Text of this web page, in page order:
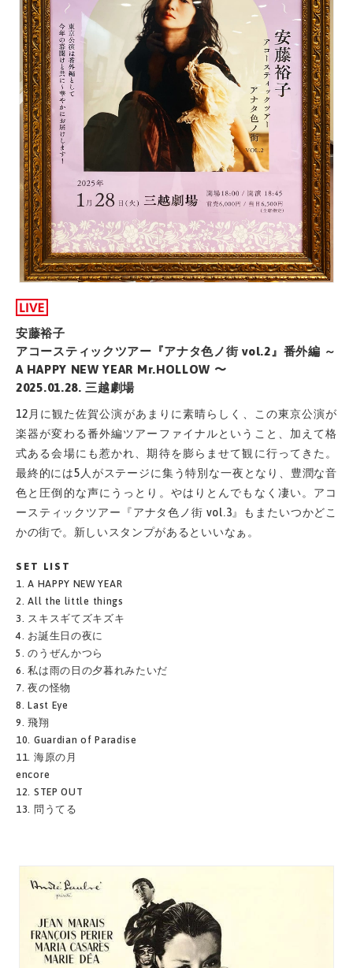
安藤裕子
アコースティックツアー『アナタ色ノ街 vol.2』番外編 ～
A HAPPY NEW YEAR Mr.HOLLOW 〜
2025.01.28. 三越劇場
12月に観た佐賀公演があまりに素晴らしく、この東京公演が
楽器が変わる番外編ツアーファイナルということ、加えて格
式ある会場にも惹かれ、期待を膨らませて観に行ってきた。
最終的には5人がステージに集う特別な一夜となり、豊潤な音
色と圧倒的な声にうっとり。やはりとんでもなく凄い。アコ
ースティックツアー『アナタ色ノ街 vol.3』もまたいつかどこ
かの街で。新しいスタンプがあるといいなぁ。
SET LIST
1. A HAPPY NEW YEAR
2. All the little things
3. スキスギてズキズキ
4. お誕生日の夜に
5. のうぜんかつら
6. 私は雨の日の夕暮れみたいだ
7. 夜の怪物
8. Last Eye
9. 飛翔
10. Guardian of Paradise
11. 海原の月
encore
12. STEP OUT
13. 問うてる